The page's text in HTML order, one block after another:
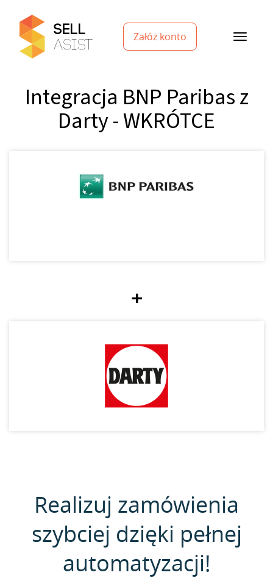
Załóż konto
Integracja BNP Paribas z
Darty - WKRÓTCE
+
Realizuj zamówienia
szybciej dzięki pełnej
automatyzacji!